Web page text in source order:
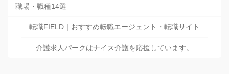
職場・職種14選
転職FIELD｜おすすめ転職エージェント・転職サイト
介護求人パークはナイス介護を応援しています。